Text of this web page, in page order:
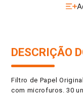
DESCRIÇÃO
Filtro de Papel
com microfuros. 30